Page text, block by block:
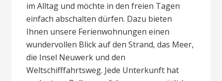
im Alltag und möchte in den freien Tagen
einfach abschalten dürfen. Dazu bieten
Ihnen unsere Ferienwohnungen einen
wundervollen Blick auf den Strand, das Meer,
die Insel Neuwerk und den
Weltschifffahrtsweg. Jede Unterkunft hat